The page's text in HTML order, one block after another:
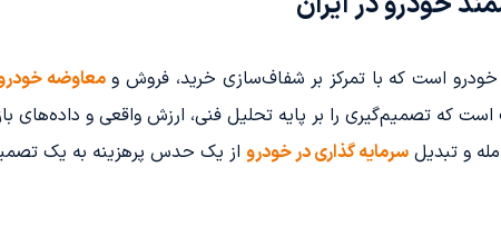
خودرو است که با تمرکز بر شفاف‌سازی خرید، فروش ومعاوضه
که تصمیم‌گیری را بر پایه تحلیل فنی، ارزش واقعی و داده‌های
و تبدیل سرمایه گذاری در خودرو از یک حدس پرهزینه به یک